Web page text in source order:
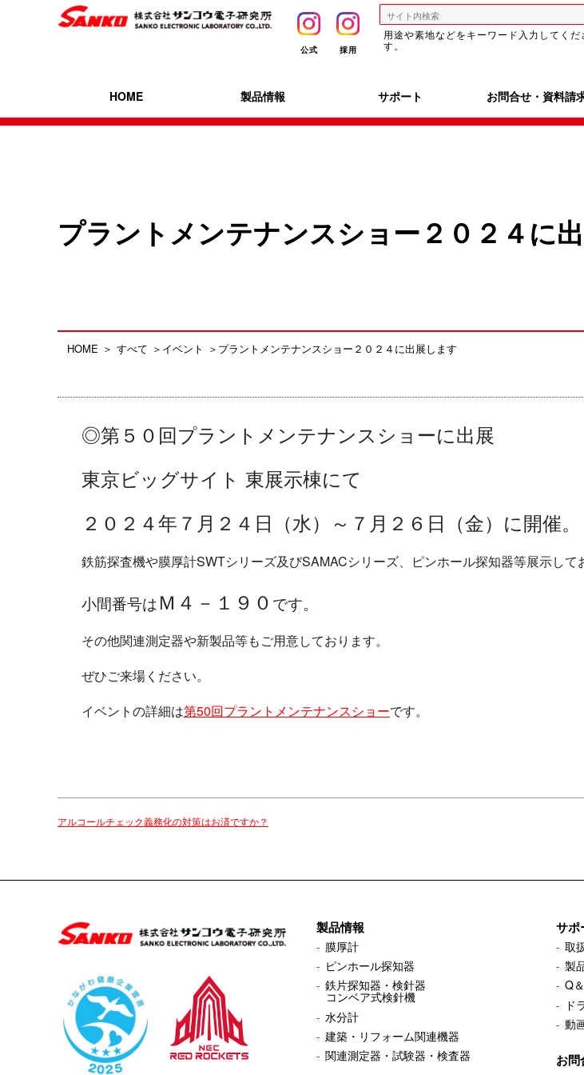
公式 採用
用途や素地などをキーワード入力してく
す。
HOME 製品情報 サポート お問合せ・資料請
プラントメンテナンスショー２０２４に
HOME すべて イベント プラントメンテナンスショー２０２４に出展します
◎第５０回プラントメンテナンスショーに出展
東京ビッグサイト 東展示棟にて
２０２４年７ 月２４ 日（水）～７月２６日（金）に開催。
鉄筋探査機や膜厚計SWTシリーズ及びSAMACシリーズ、ピンホール探知器等展示して
小間番号はＭ４－１９０ です。
その他関連測定器や新製品等もご用意しております。
ぜひご来場ください。
イベントの詳細は第50回プラントメンテナンスショーです。
アルコールチェック義務化の対策はお済ですか？
製品情報
膜厚計
ピンホール探知器
鉄片探知器・検針器
コンベア式検針機
水分計
建築・リフォーム関連機器
関連測定器・試験器・検査器
サポ
取
製
Q
ド
動
お問